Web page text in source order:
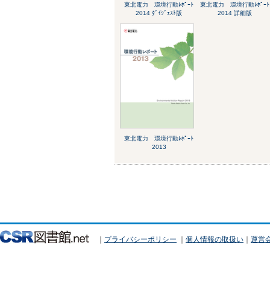
東北電力 環境行動ﾚﾎﾟｰﾄ
2014 ﾀﾞｲｼﾞｪｽﾄ版
東北電力 環境行動ﾚﾎﾟｰﾄ
2014 詳細版
東北電力 環境行動ﾚﾎﾟｰﾄ
2013
｜ プライバシーポリシー ｜ 個人情報の取扱い ｜ 運営